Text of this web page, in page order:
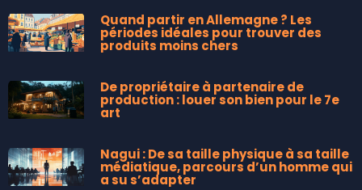
Quand partir en Allemagne ? Les
périodes idéales pour trouver des
produits moins chers
De propriétaire à partenaire de
production : louer son bien pour le 7e
art
Nagui : De sa taille physique à sa taille
médiatique, parcours d’un homme qui
a su s’adapter